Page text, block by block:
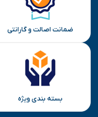
ارسال
ضمانت اصالت و گارانتی
بسته بندی ویژه